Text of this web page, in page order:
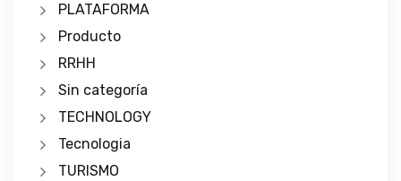
PLATAFORMA
Producto
RRHH
Sin categoría
TECHNOLOGY
Tecnologia
TURISMO